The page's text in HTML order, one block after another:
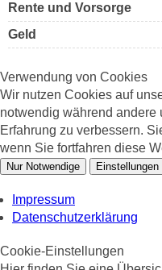
Rente und Vorsorge
Geld
Verwendung von Cookies
Wir nutzen Cookies auf
notwendig während andere
Erfahrung zu verbessern.
wenn Sie fortfahren diese
Nur Notwendige Einstellungen
Impressum
Datenschutzerklärung
Cookie-Einstellungen